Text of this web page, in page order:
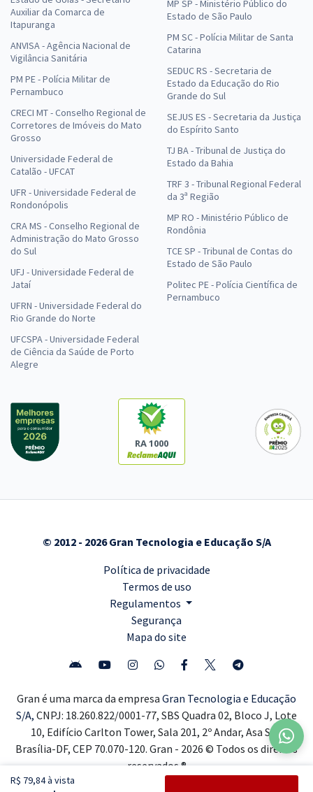
R$ 79,84 à vista
Auxiliar da Comarca de
Itapuranga
ANVISA - Agência Nacional de
Vigilância Sanitária
PM PE - Polícia Militar de
Pernambuco
CRECI MT - Conselho Regional de
Corretores de Imóveis do Mato
Grosso
Universidade Federal de
Catalão - UFCAT
UFR - Universidade Federal de
Rondonópolis
CRA MS - Conselho Regional de
Administração do Mato Grosso
do Sul
UFJ - Universidade Federal de
Jataí
UFRN - Universidade Federal do
Rio Grande do Norte
UFCSPA - Universidade Federal
de Ciência da Saúde de Porto
Alegre
MP SP - Ministério Público do
Estado de São Paulo
PM SC - Polícia Militar de Santa
Catarina
SEDUC RS - Secretaria de
Estado da Educação do Rio
Grande do Sul
SEJUS ES - Secretaria da Justiça
do Espírito Santo
TJ BA - Tribunal de Justiça do
Estado da Bahia
TRF 3 - Tribunal Regional Federal
da 3ª Região
MP RO - Ministério Público de
Rondônia
TCE SP - Tribunal de Contas do
Estado de São Paulo
Politec PE - Polícia Científica de
Pernambuco
RA 1000
© 2012 - 2026 Gran Tecnologia e Educação S/A
Política de privacidade
Termos de uso
Regulamentos
Segurança
Mapa do site
Gran é uma marca da empresa Gran Tecnologia e Educação
S/A, CNPJ: 18.260.822/0001-77, SBS Quadra 02, Bloco J, Lote
10, Edifício Carlton Tower, Sala 201, 2º Andar, Asa Sul,
Brasília-DF, CEP 70.070-120. Gran - 2026 © Todos os direitos
reservados ®